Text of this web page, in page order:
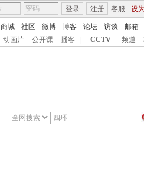
客服 设
登录 注册
商城 社区 微博 博客 论坛 访谈 邮箱
动画片 公开课 播客 CCTV 频道